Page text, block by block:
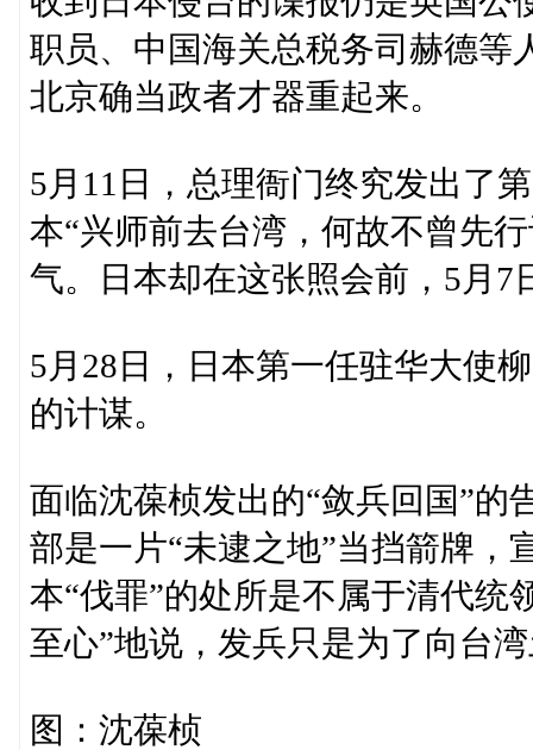
职员、中国海关总税务司赫德等
北京确当政者才器重起来。
5月11日，总理衙门终究发出了
本“兴师前去台湾，何故不曾先
气。日本却在这张照会前，5月7
5月28日，日本第一任驻华大使
的计谋。
面临沈葆桢发出的“敛兵回国”的
部是一片“未逮之地”当挡箭牌，
本“伐罪”的处所是不属于清代统
至心”地说，发兵只是为了向台
图：沈葆桢